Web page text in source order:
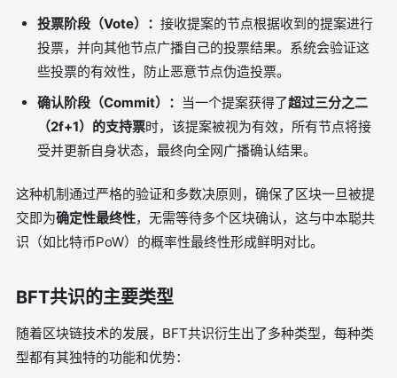
投票阶段（Vote）： 接收提案的节点根据收到的提案进行
投票，并向其他节点广播自己的投票结果。系统会验证这
些投票的有效性，防止恶意节点伪造投票。
确认阶段（Commit）： 当一个提案获得了超过三分之二
（2f+1）的支持票时，该提案被视为有效，所有节点将接
受并更新自身状态，最终向全网广播确认结果。
这种机制通过严格的验证和多数决原则，确保了区块一旦被提
交即为确定性最终性，无需等待多个区块确认，这与中本聪共
识（如比特币PoW）的概率性最终性形成鲜明对比。
BFT共识的主要类型
随着区块链技术的发展，BFT共识衍生出了多种类型，每种类
型都有其独特的功能和优势：